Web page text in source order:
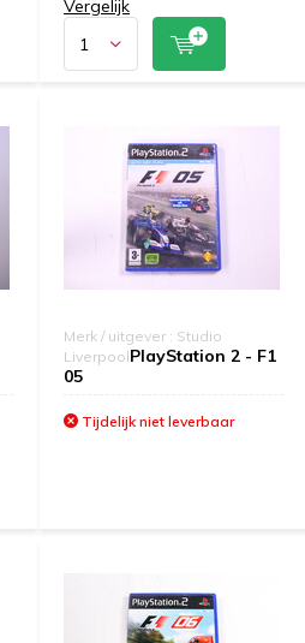
Vergelijk
Merk / uitgever : Studio
LiverpoolPlayStation 2 - F1
05
Tijdelijk niet leverbaar